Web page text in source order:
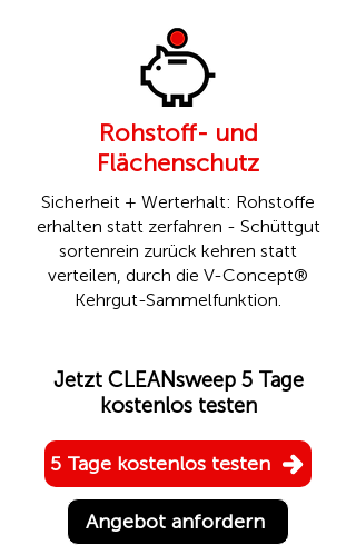
Rohstoff- und
Flächenschutz
Sicherheit + Werterhalt: Rohstoffe
erhalten statt zerfahren - Schüttgut
sortenrein zurück kehren statt
verteilen, durch die V-Concept®
Kehrgut-Sammelfunktion.
Jetzt CLEANsweep 5 Tage
kostenlos testen
5 Tage kostenlos testen
Angebot anfordern